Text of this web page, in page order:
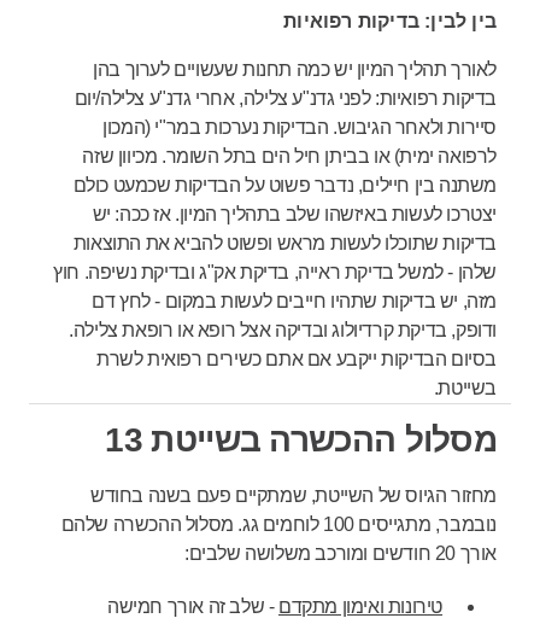
בין לבין: בדיקות רפואיות
לאורך תהליך המיון יש כמה תחנות שעשויים לערוך בהן
בדיקות רפואיות: לפני גדנ"ע צלילה, אחרי גדנ"ע צלילה/יום
סיירות ולאחר הגיבוש. הבדיקות נערכות במר"י (המכון
לרפואה ימית) או בביתן חיל הים בתל השומר. מכיוון שזה
משתנה בין חיילים, נדבר פשוט על הבדיקות שכמעט כולם
יצטרכו לעשות באיזשהו שלב בתהליך המיון. אז ככה: יש
בדיקות שתוכלו לעשות מראש ופשוט להביא את התוצאות
שלהן - למשל בדיקת ראייה, בדיקת אק"ג ובדיקת נשיפה. חוץ
מזה, יש בדיקות שתהיו חייבים לעשות במקום - לחץ דם
ודופק, בדיקת קרדיולוג ובדיקה אצל רופא או רופאת צלילה.
בסיום הבדיקות ייקבע אם אתם כשירים רפואית לשרת
בשייטת.
מסלול ההכשרה בשייטת 13
מחזור הגיוס של השייטת, שמתקיים פעם בשנה בחודש
נובמבר, מתגייסים 100 לוחמים גג. מסלול ההכשרה שלהם
אורך 20 חודשים ומורכב משלושה שלבים:
טירונות ואימון מתקדם - שלב זה אורך חמישה